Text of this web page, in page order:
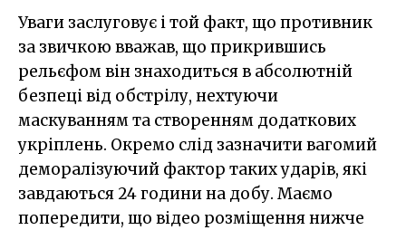
Уваги заслуговує і той факт, що противник
за звичкою вважав, що прикрившись
рельєфом він знаходиться в абсолютній
безпеці від обстрілу, нехтуючи
маскуванням та створенням додаткових
укріплень. Окремо слід зазначити вагомий
деморалізуючий фактор таких ударів, які
завдаються 24 години на добу. Маємо
попередити, що відео розміщення нижче